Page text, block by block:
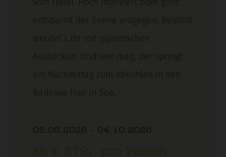
vom Hotel. Hoch motiviert oder ganz
entspannt der Sonne entgegen. Belohnt
werdet´s ihr mit gigantischen
Ausblicken. Und wer mag, der springt
am Nachmittag zum Abkühlen in den
Badesee hier in See.
05.06.2026 - 04.10.2026
ab € 379,- pro Person